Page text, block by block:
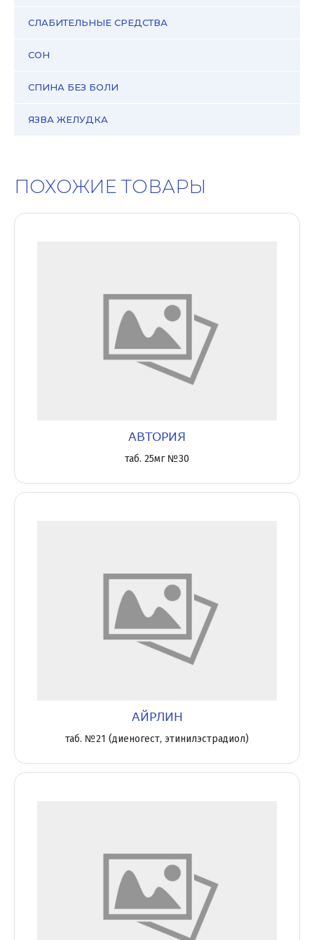
СЛАБИТЕЛЬНЫЕ СРЕДСТВА
СОН
СПИНА БЕЗ БОЛИ
ЯЗВА ЖЕЛУДКА
ПОХОЖИЕ ТОВАРЫ
АВТОРИЯ
таб. 25мг №30
АЙРЛИН
таб. №21 (диеногест, этинилэстрадиол)